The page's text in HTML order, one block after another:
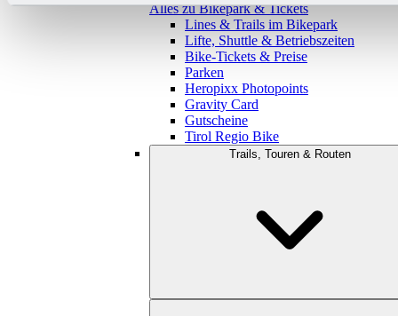
Alles zu Bikepark & Tickets
Lines & Trails im Bikepark
Lifte, Shuttle & Betriebszeiten
Bike-Tickets & Preise
Parken
Heropixx Photopoints
Gravity Card
Gutscheine
Tirol Regio Bike
Trails, Touren & Routen